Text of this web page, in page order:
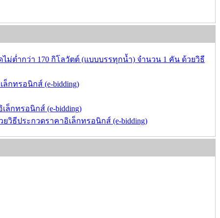
ม่ต่ำกว่า 170 กิโลวัตต์ (แบบบรรทุกน้ำ) จำนวน 1 คัน ด้วยวิธี
กทรอนิกส์ (e-bidding)
ล็กทรอนิกส์ (e-bidding)
ธีประกวดราคาอิเล็กทรอนิกส์ (e-bidding)